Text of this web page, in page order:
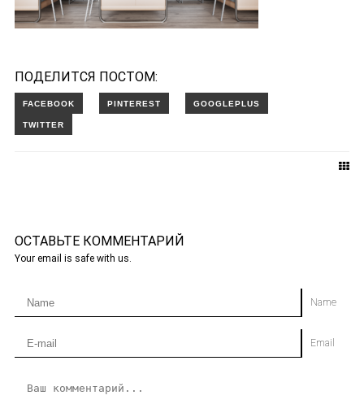
ПОДЕЛИТСЯ ПОСТОМ:
ОСТАВЬТЕ КОММЕНТАРИЙ
Your email is safe with us.
Name
Email